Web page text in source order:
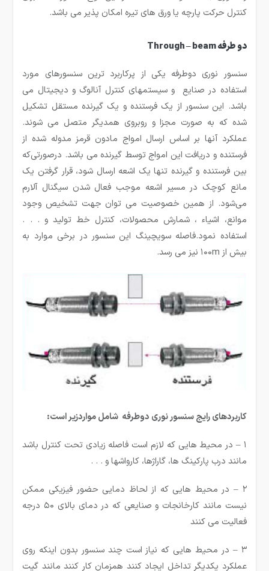
کنترل حرکت پارچه یا ورق های تیره امکان پذیر می باشد.
دو طرفه Through – beam
سنسور نوری دوطرفه یکی از پرکاربرد ترین سنسورهای مورد
استفاده در صنایع و سیستمهای کنترل آنالوگ و دیجیتال می
باشد. این سنسور از یک فرستنده و یک گیرنده مستقل تشکیل
شده که به صورت مجزا و روبروی همدیگر متصل می شوند.
عملکرد آنها بر اساس ارسال امواج مادون قرمز مدوله شده از
فرستنده و دریافت این امواج توسط گیرنده می باشد. درصورتی‌که
بین فرستنده و گیرنده تنها یک اشعه ارسال شود، قرار گرفتن یک
مانع کوچک در مسیر اشعه موجب فعال شدن سیگنال آلارم
می‌شود. از همین خصوصیت می توان جهت تشخیص وجود
موانع، اشیاء ، شمارش محصولات، کنترل خط تولید و . . .
استفاده نمود.فاصله سویچینگ این سنسور در برخی موارد به
بیش از ۱۰۰m نیز می رسد.
کاربردهای رایج سنسور نوری دوطرفه شامل مواردزیر است:
۱ – در محیط هایی که لازم است فاصله زیادی تحت کنترل باشد
مانند درب پارکینگ ها، گاراژها، کارواشها و . . .
۲ – در محیط هایی که از لحاظ دمایی حضور فیزیکی ممکن
نیست مانند کارخانجات و صنایعی که در دمای بالای ۵۰ درجه
فعالیت می کنند
۳ – در محیط هایی که نیاز است چند سنسور بدون اینکه روی
عملکرد یکدیگر تداخل ایجاد کنند همزمان کار کنند مانند گیت